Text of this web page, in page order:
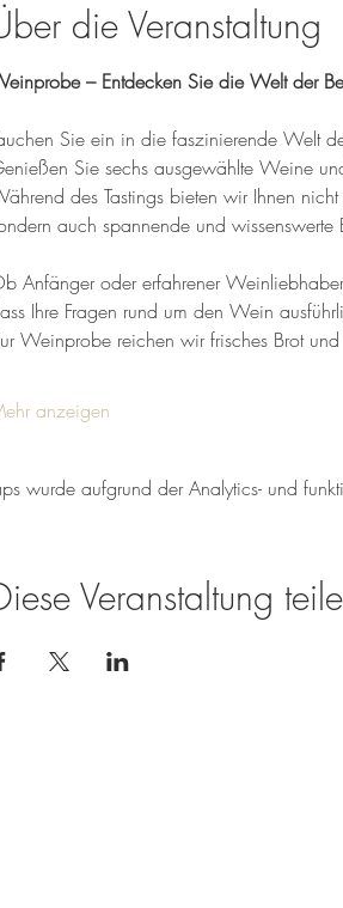
die Veranstaltung
– Entdecken Sie die Welt der
Sie ein in die faszinierende Welt
Sie sechs ausgewählte Weine
des Tastings bieten wir Ihnen
auch spannende und
Anfänger oder erfahrener
Ihre Fragen rund um den Wein
Weinprobe reichen wir frisches Brot und
anzeigen
wurde aufgrund der Analytics- und
Veranstaltung